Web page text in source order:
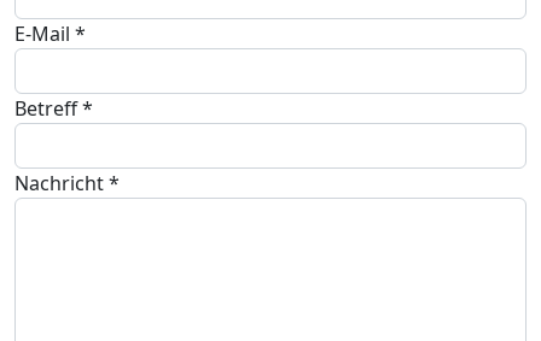
E-Mail *
Betreff*
Nachricht*